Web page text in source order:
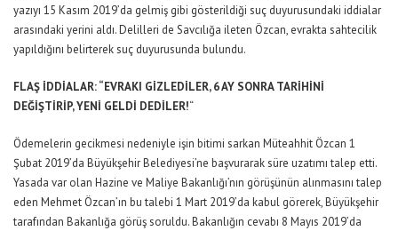
yazıyı 15 Kasım 2019’da gelmiş gibi gösterildiği suç duyurusundaki iddialar
arasındaki yerini aldı. Delilleri de Savcılığa ileten Özcan, evrakta sahtecilik
yapıldığını belirterek suç duyurusunda bulundu.
FLAŞ İDDİALAR: “EVRAKI GİZLEDİLER, 6 AY SONRA TARİHİNİ
DEĞİŞTİRİP, YENİ GELDİ DEDİLER!“
Ödemelerin gecikmesi nedeniyle işin bitimi sarkan Müteahhit Özcan 1
Şubat 2019’da Büyükşehir Belediyesi’ne başvurarak süre uzatımı talep etti.
Yasada var olan Hazine ve Maliye Bakanlığı’nın görüşünün alınmasını talep
eden Mehmet Özcan’ın bu talebi 1 Mart 2019’da kabul görerek, Büyükşehir
tarafından Bakanlığa görüş soruldu. Bakanlığın cevabı 8 Mayıs 2019’da